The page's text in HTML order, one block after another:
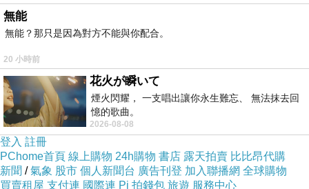
越式肉餅飯
$15.5 + 5%稅 + 12%小費 = 18.23加元（台幣406元)。
無能
無能？那只是因為對方不能與你配合。
20 小時前
花火が瞬いて
煙火閃耀， 一支唱出讓你永生難忘、 無法抹去回
憶的歌曲。
2026-08-08
登入 註冊
PChome首頁 線上購物 24h購物 書店 露天拍賣 比比昂代購
新聞 /氣象 股市 個人新聞台 廣告刊登 加入聯播網 全球購物
買賣租屋 支付連 國際連 Pi 拍錢包 旅遊 服務中心